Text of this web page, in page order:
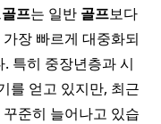
골프는 일반 골프보다
장 빠르게 대중화되
특히 중장년층과 시
를 얻고 있지만, 최근
준히 늘어나고 있습